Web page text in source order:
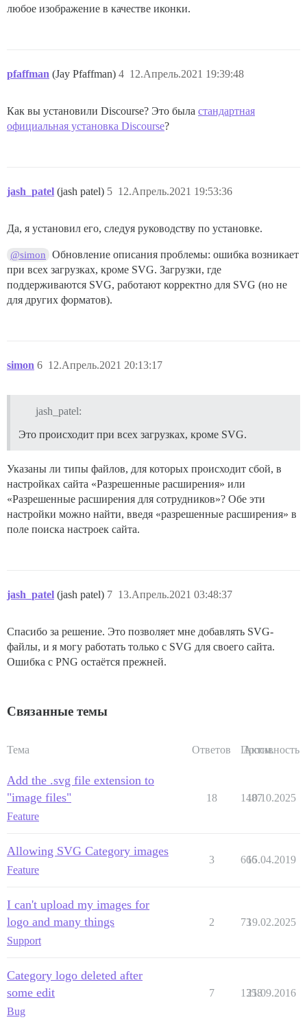
любое изображение в качестве иконки.
pfaffman (Jay Pfaffman) 12.Апрель.2021 19:39:48
4
Как вы установили Discourse? Это была стандартная
официальная установка Discourse?
jash_patel (jash patel) 12.Апрель.2021 19:53:36
5
Да, я установил его, следуя руководству по установке.
@simon
Обновление описания проблемы: ошибка возникает
при всех загрузках, кроме SVG. Загрузки, где
поддерживаются SVG, работают корректно для SVG (но не
для других форматов).
simon 12.Апрель.2021 20:13:17
6
jash_patel:
Это происходит при всех загрузках, кроме SVG.
Указаны ли типы файлов, для которых происходит сбой, в
настройках сайта «Разрешенные расширения» или
«Разрешенные расширения для сотрудников»? Обе эти
настройки можно найти, введя «разрешенные расширения» в
поле поиска настроек сайта.
jash_patel (jash patel) 13.Апрель.2021 03:48:37
7
Спасибо за решение. Это позволяет мне добавлять SVG-
файлы, и я могу работать только с SVG для своего сайта.
Ошибка с PNG остаётся прежней.
Связанные темы
Тема Ответов Просм.
Активность
Add the .svg file extension to
"image files"
Feature
18 1487
10.10.2025
Allowing SVG Category images
Feature
3 666
15.04.2019
I can't upload my images for
logo and many things
Support
2 7319.02.2025
Category logo deleted after
some edit
Bug
7 1358
21.09.2016